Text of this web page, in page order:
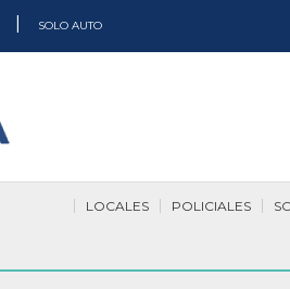
SOLO AUTO
POLICIALES
LOCALES